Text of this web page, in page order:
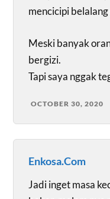
mencicipi
Meski banyak
bergizi.
Tapi saya nggak
OCTOBER 30, 2020
Enkosa.Com
Jadi inget masa